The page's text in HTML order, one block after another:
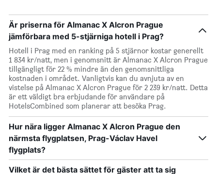
Är priserna för Almanac X Alcron Prague
jämförbara med 5-stjärniga hotell i Prag?
Hotell i Prag med en ranking på 5 stjärnor kostar generellt
1 834 kr/natt, men i genomsnitt är Almanac X Alcron Prague
tillgängligt för 22 % mindre än den genomsnittliga
kostnaden i området. Vanligtvis kan du avnjuta av en
vistelse på Almanac X Alcron Prague för 2 239 kr/natt. Detta
är ett väldigt bra erbjudande för användare på
HotelsCombined som planerar att besöka Prag.
Hur nära ligger Almanac X Alcron Prague den
närmsta flygplatsen, Prag-Václav Havel
flygplats?
Vilket är det bästa sättet för gäster att ta sig